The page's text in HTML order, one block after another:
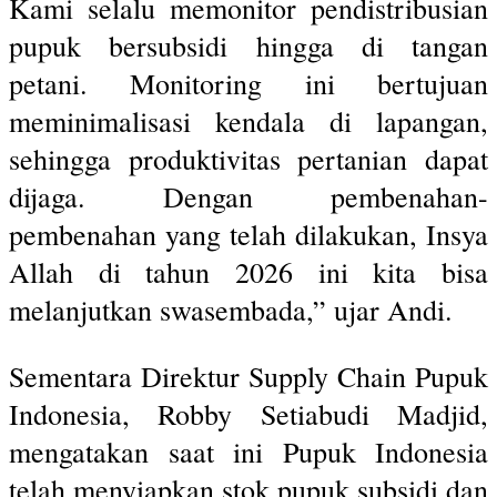
pupuk bersubsidi hingga di tangan
petani. Monitoring ini bertujuan
meminimalisasi kendala di lapangan,
sehingga produktivitas pertanian dapat
dijaga. Dengan pembenahan-
pembenahan yang telah dilakukan, Insya
Allah di tahun 2026 ini kita bisa
melanjutkan swasembada,” ujar Andi.
Sementara Direktur Supply Chain Pupuk
Indonesia, Robby Setiabudi Madjid,
mengatakan saat ini Pupuk Indonesia
telah menyiapkan stok pupuk subsidi dan